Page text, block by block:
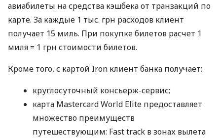
авиабилеты на средства кэшбека от транзакций по
карте. За каждые 1 тыс. грн расходов клиент
получает 15 миль. При покупке билетов расчет 1
миля = 1 грн стоимости билетов.
Кроме того, с картой Iron клиент банка получает:
круглосуточный консьерж-сервис;
карта Mastercard World Elite предоставляет
множество преимуществ
путешествующим: Fast track в зонах вылета